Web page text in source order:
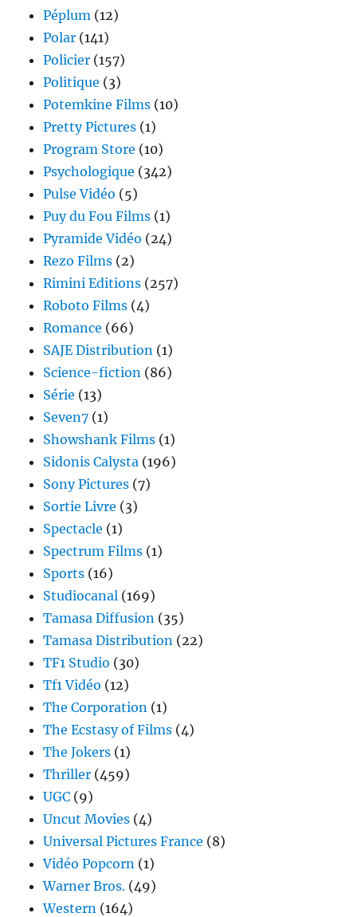
Péplum (12)
Polar (141)
Policier (157)
Politique (3)
Potemkine Films (10)
Pretty Pictures (1)
Program Store (10)
Psychologique (342)
Pulse Vidéo (5)
Puy du Fou Films (1)
Pyramide Vidéo (24)
Rezo Films (2)
Rimini Editions (257)
Roboto Films (4)
Romance (66)
SAJE Distribution (1)
Science-fiction (86)
Série (13)
Seven7 (1)
Showshank Films (1)
Sidonis Calysta (196)
Sony Pictures (7)
Sortie Livre (3)
Spectacle (1)
Spectrum Films (1)
Sports (16)
Studiocanal (169)
Tamasa Diffusion (35)
Tamasa Distribution (22)
TF1 Studio (30)
Tf1 Vidéo (12)
The Corporation (1)
The Ecstasy of Films (4)
The Jokers (1)
Thriller (459)
UGC (9)
Uncut Movies (4)
Universal Pictures France (8)
Vidéo Popcorn (1)
Warner Bros. (49)
Western (164)